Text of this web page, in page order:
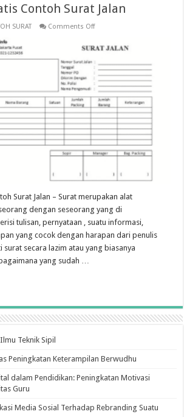
Contoh Surat Jalan
SURAT Comments Offon
Contoh
Jalan
Surat Jalan – Surat merupakan alat
dengan seseorang yang di
tulisan, pernyataan , suatu informasi,
yang cocok dengan harapan dari penulis
secara lazim atau yang biasanya
yang sudah …
Teknik Sipil
Peningkatan Keterampilan Berwudhu
dalam Pendidikan: Peningkatan Motivasi
Guru
Media Sosial Terhadap Rebranding Suatu